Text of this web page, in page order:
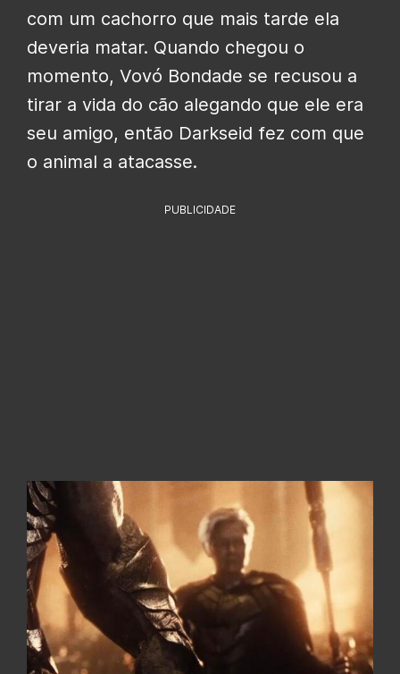
com um cachorro que mais tarde ela
deveria matar. Quando chegou o
momento, Vovó Bondade se recusou a
tirar a vida do cão alegando que ele era
seu amigo, então Darkseid fez com que
o animal a atacasse.
PUBLICIDADE